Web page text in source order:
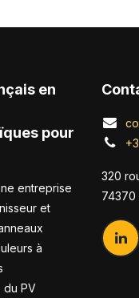
en
pour
entreprise
et
à
du PV
320
74370